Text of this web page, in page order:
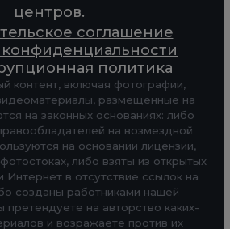
центров.
соглашение
политика
контент, включая фотографии,
размещенные на
на законных основаниях: либо
на возмездной
на основании лицензии,
либо взяты из открытых
Интернет в отсутствие ссылок на
созданы работниками нашей
претендуете на авторство каких-
и возражаете против их